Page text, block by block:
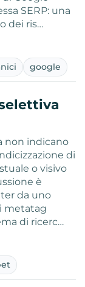
SERP: una
dei ris…
google
non indicano
di
o visivo
è
da uno
metatag
di ricerc…